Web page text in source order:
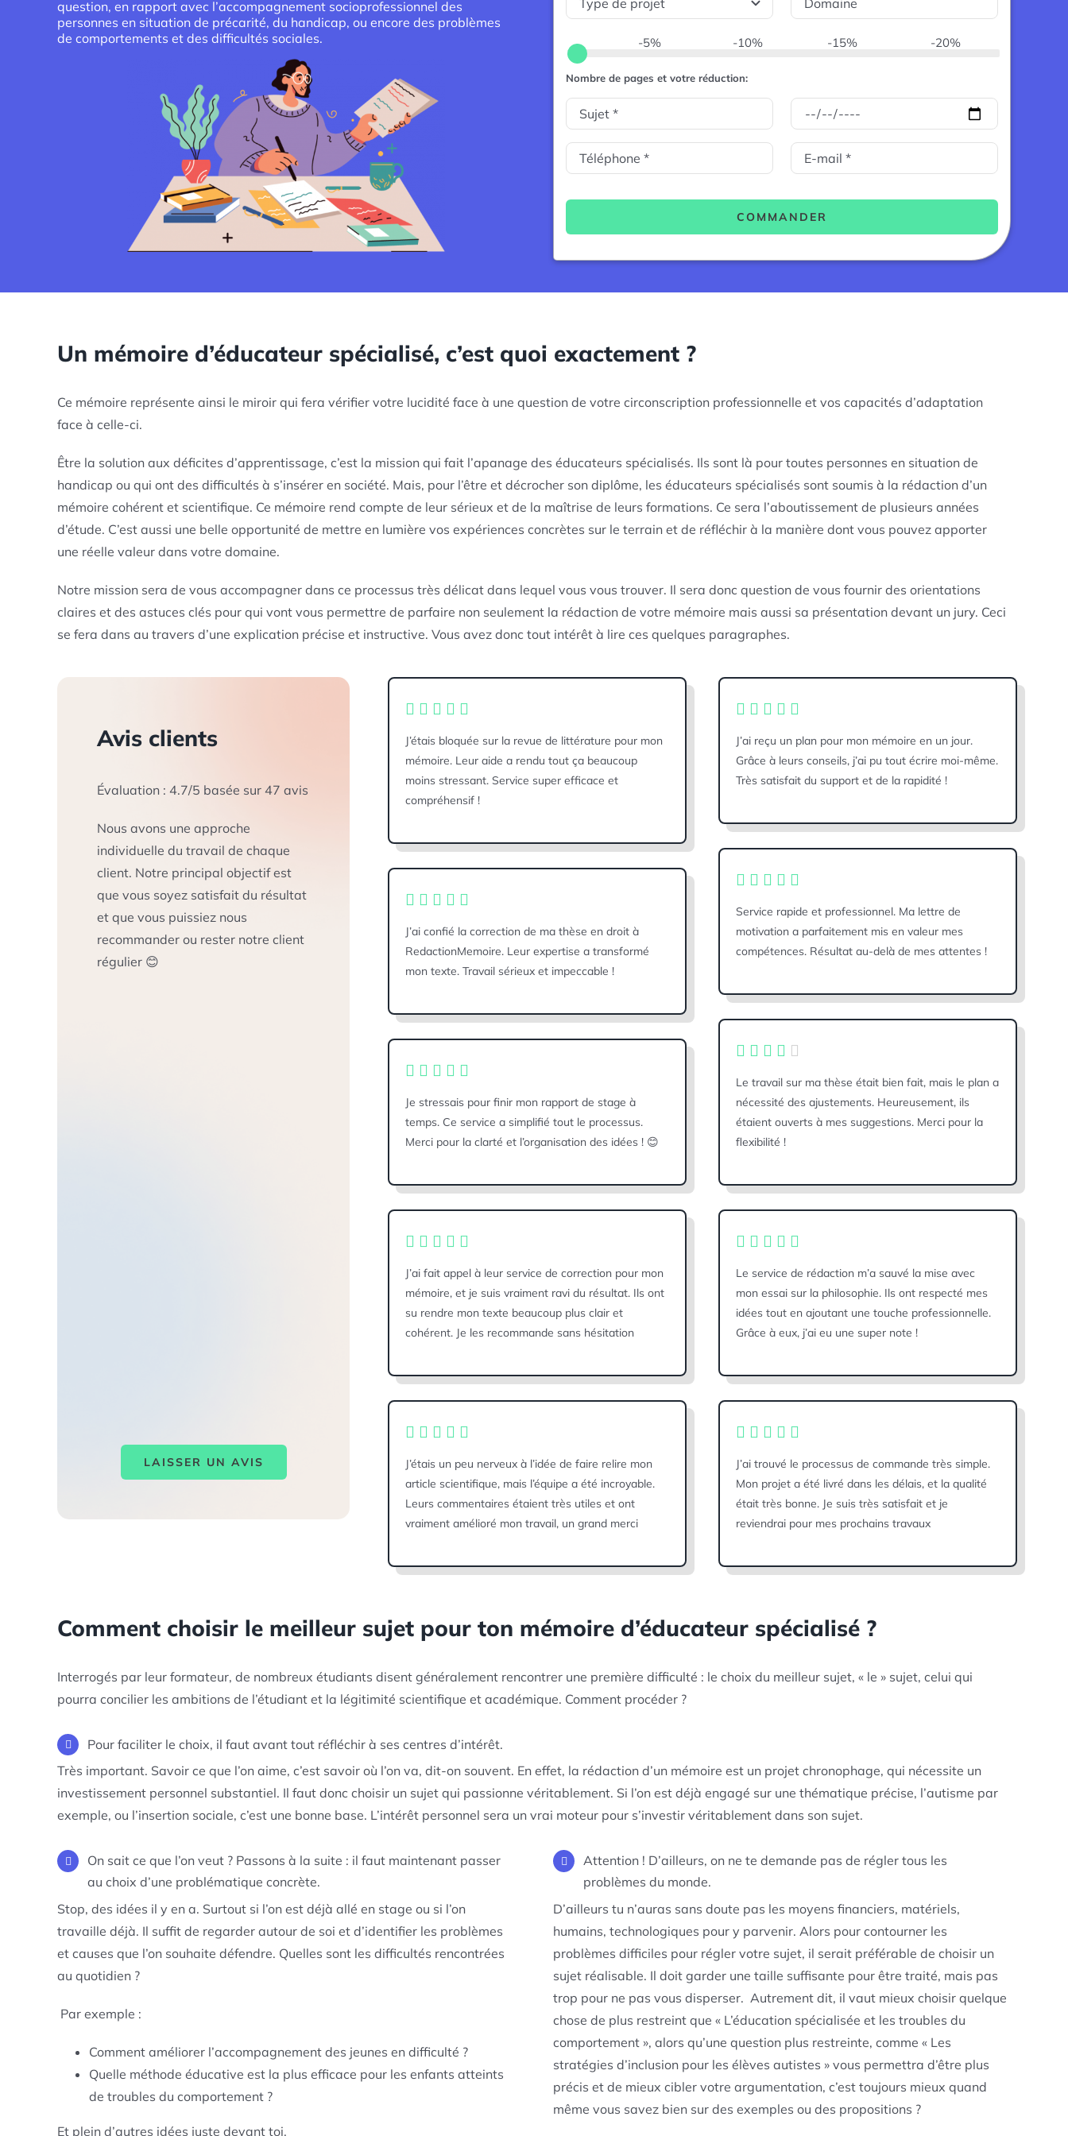
question, en rapport avec l’accompagnement socioprofessionnel des
personnes en situation de précarité, du handicap, ou encore des problèmes
de comportements et des difficultés sociales.
-5% -10% -15% -20%
Nombre de pages et votre réduction:
COMMANDER
Un mémoire d’éducateur spécialisé, c’est quoi exactement ?
Ce mémoire représente ainsi le miroir qui fera vérifier votre lucidité face à une question de votre circonscription professionnelle et vos capacités d’adaptation
face à celle-ci.
Être la solution aux déficites d’apprentissage, c’est la mission qui fait l’apanage des éducateurs spécialisés. Ils sont là pour toutes personnes en situation de
handicap ou qui ont des difficultés à s’insérer en société. Mais, pour l’être et décrocher son diplôme, les éducateurs spécialisés sont soumis à la rédaction d’un
mémoire cohérent et scientifique. Ce mémoire rend compte de leur sérieux et de la maîtrise de leurs formations. Ce sera l’aboutissement de plusieurs années
d’étude. C’est aussi une belle opportunité de mettre en lumière vos expériences concrètes sur le terrain et de réfléchir à la manière dont vous pouvez apporter
une réelle valeur dans votre domaine.
Notre mission sera de vous accompagner dans ce processus très délicat dans lequel vous vous trouver. Il sera donc question de vous fournir des orientations
claires et des astuces clés pour qui vont vous permettre de parfaire non seulement la rédaction de votre mémoire mais aussi sa présentation devant un jury. Ceci
se fera dans au travers d’une explication précise et instructive. Vous avez donc tout intérêt à lire ces quelques paragraphes.
Avis clients
Évaluation : 4.7/5 basée sur 47 avis
Nous avons une approche
individuelle du travail de chaque
client. Notre principal objectif est
que vous soyez satisfait du résultat
et que vous puissiez nous
recommander ou rester notre client
régulier 😊
LAISSER UN AVIS
J’étais bloquée sur la revue de littérature pour mon
mémoire. Leur aide a rendu tout ça beaucoup
moins stressant. Service super efficace et
compréhensif !
J’ai confié la correction de ma thèse en droit à
RedactionMemoire. Leur expertise a transformé
mon texte. Travail sérieux et impeccable !
Je stressais pour finir mon rapport de stage à
temps. Ce service a simplifié tout le processus.
Merci pour la clarté et l’organisation des idées ! 😊
J’ai fait appel à leur service de correction pour mon
mémoire, et je suis vraiment ravi du résultat. Ils ont
su rendre mon texte beaucoup plus clair et
cohérent. Je les recommande sans hésitation
J’étais un peu nerveux à l’idée de faire relire mon
article scientifique, mais l’équipe a été incroyable.
Leurs commentaires étaient très utiles et ont
vraiment amélioré mon travail, un grand merci
J’ai reçu un plan pour mon mémoire en un jour.
Grâce à leurs conseils, j’ai pu tout écrire moi-même.
Très satisfait du support et de la rapidité !
Service rapide et professionnel. Ma lettre de
motivation a parfaitement mis en valeur mes
compétences. Résultat au-delà de mes attentes !
Le travail sur ma thèse était bien fait, mais le plan a
nécessité des ajustements. Heureusement, ils
étaient ouverts à mes suggestions. Merci pour la
flexibilité !
Le service de rédaction m’a sauvé la mise avec
mon essai sur la philosophie. Ils ont respecté mes
idées tout en ajoutant une touche professionnelle.
Grâce à eux, j’ai eu une super note !
J’ai trouvé le processus de commande très simple.
Mon projet a été livré dans les délais, et la qualité
était très bonne. Je suis très satisfait et je
reviendrai pour mes prochains travaux
Comment choisir le meilleur sujet pour ton mémoire d’éducateur spécialisé ?
Interrogés par leur formateur, de nombreux étudiants disent généralement rencontrer une première difficulté : le choix du meilleur sujet, « le » sujet, celui qui
pourra concilier les ambitions de l’étudiant et la légitimité scientifique et académique. Comment procéder ?
Pour faciliter le choix, il faut avant tout réfléchir à ses centres d’intérêt.
Très important. Savoir ce que l’on aime, c’est savoir où l’on va, dit-on souvent. En effet, la rédaction d’un mémoire est un projet chronophage, qui nécessite un
investissement personnel substantiel. Il faut donc choisir un sujet qui passionne véritablement. Si l’on est déjà engagé sur une thématique précise, l’autisme par
exemple, ou l’insertion sociale, c’est une bonne base. L’intérêt personnel sera un vrai moteur pour s’investir véritablement dans son sujet.
On sait ce que l’on veut ? Passons à la suite : il faut maintenant passer
au choix d’une problématique concrète.
Stop, des idées il y en a. Surtout si l’on est déjà allé en stage ou si l’on
travaille déjà. Il suffit de regarder autour de soi et d’identifier les problèmes
et causes que l’on souhaite défendre. Quelles sont les difficultés rencontrées
au quotidien ?
Par exemple :
Comment améliorer l’accompagnement des jeunes en difficulté ?
Quelle méthode éducative est la plus efficace pour les enfants atteints
de troubles du comportement ?
Et plein d’autres idées juste devant toi.
Attention ! D’ailleurs, on ne te demande pas de régler tous les
problèmes du monde.
D’ailleurs tu n’auras sans doute pas les moyens financiers, matériels,
humains, technologiques pour y parvenir. Alors pour contourner les
problèmes difficiles pour régler votre sujet, il serait préférable de choisir un
sujet réalisable. Il doit garder une taille suffisante pour être traité, mais pas
trop pour ne pas vous disperser. Autrement dit, il vaut mieux choisir quelque
chose de plus restreint que « L’éducation spécialisée et les troubles du
comportement », alors qu’une question plus restreinte, comme « Les
stratégies d’inclusion pour les élèves autistes » vous permettra d’être plus
précis et de mieux cibler votre argumentation, c’est toujours mieux quand
même vous savez bien sur des exemples ou des propositions ?